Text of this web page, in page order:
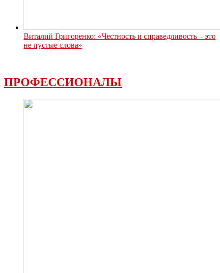
Виталий Григоренко: «Честность и справедливость – это
не пустые слова»
ПРОФЕССИОНАЛЫ